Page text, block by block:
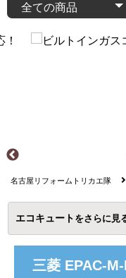
名古屋リフォームトリカエ隊
エコキュート を
三菱 EPAC-